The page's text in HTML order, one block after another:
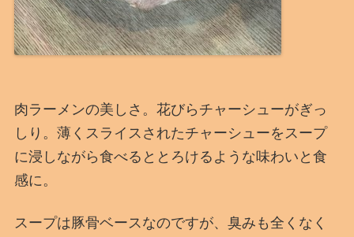
肉ラーメンの美しさ。花びらチャーシューがぎっ
しり。薄くスライスされたチャーシューをスープ
に浸しながら食べるととろけるような味わいと食
感に。
スープは豚骨ベースなのですが、臭みも全くなく